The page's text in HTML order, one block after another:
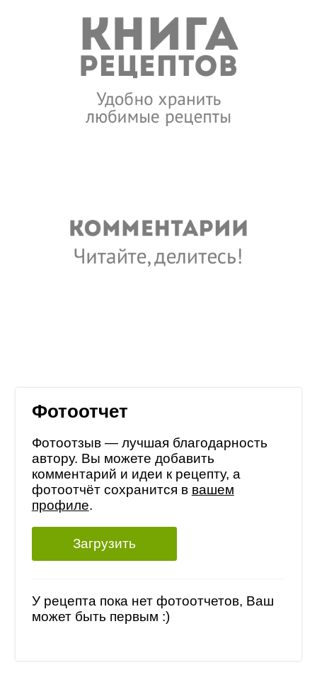
Фотоотчет
Фотоотзыв — лучшая благодарность
автору. Вы можете добавить
комментарий и идеи к рецепту, а
фотоотчёт сохранится в вашем
профиле.
Загрузить
У рецепта пока нет фотоотчетов, Ваш
может быть первым :)